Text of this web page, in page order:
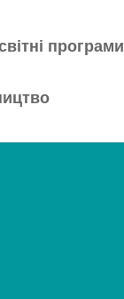
програми